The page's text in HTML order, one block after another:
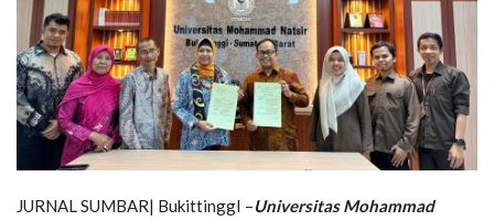
JURNAL SUMBAR| BukittinggI –Universitas Mohammad